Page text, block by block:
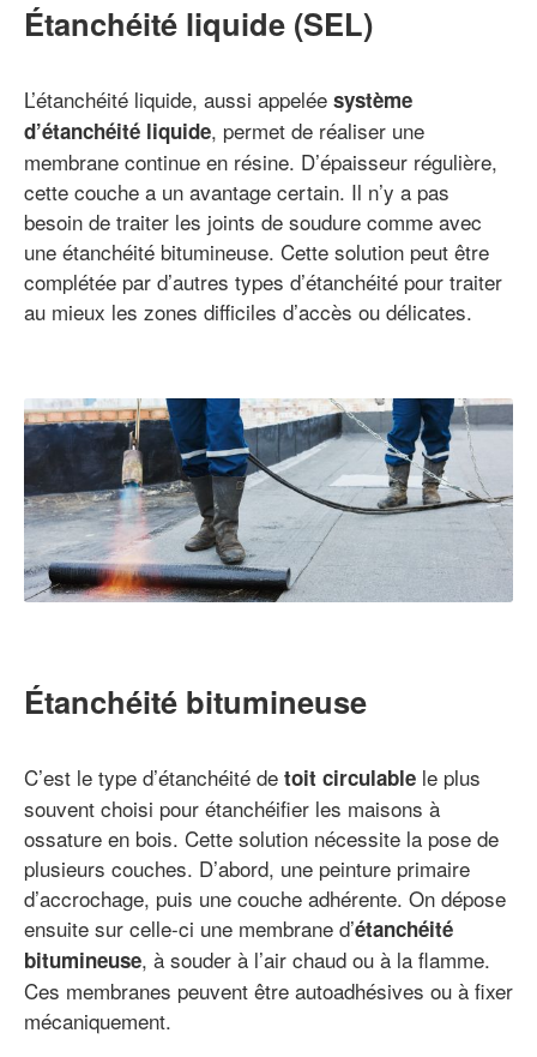
Étanchéité liquide (SEL)
L’étanchéité liquide, aussi appelée système
d’étanchéité liquide, permet de réaliser une
membrane continue en résine. D’épaisseur régulière,
cette couche a un avantage certain. Il n’y a pas
besoin de traiter les joints de soudure comme avec
une étanchéité bitumineuse. Cette solution peut être
complétée par d’autres types d’étanchéité pour traiter
au mieux les zones difficiles d’accès ou délicates.
Étanchéité bitumineuse
C’est le type d’étanchéité de toit circulable le plus
souvent choisi pour étanchéifier les maisons à
ossature en bois. Cette solution nécessite la pose de
plusieurs couches. D’abord, une peinture primaire
d’accrochage, puis une couche adhérente. On dépose
ensuite sur celle-ci une membrane d’étanchéité
bitumineuse, à souder à l’air chaud ou à la flamme.
Ces membranes peuvent être autoadhésives ou à fixer
mécaniquement.